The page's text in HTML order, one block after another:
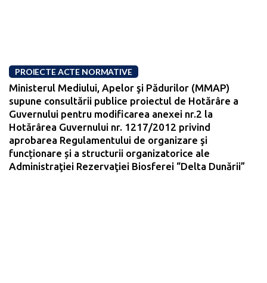
PROIECTE ACTE NORMATIVE
Ministerul Mediului, Apelor şi Pădurilor (MMAP)
supune consultării publice proiectul de Hotărâre a
Guvernului pentru modificarea anexei nr.2 la
Hotărârea Guvernului nr. 1217/2012 privind
aprobarea Regulamentului de organizare şi
funcționare și a structurii organizatorice ale
Administraţiei Rezervaţiei Biosferei “Delta Dunării”